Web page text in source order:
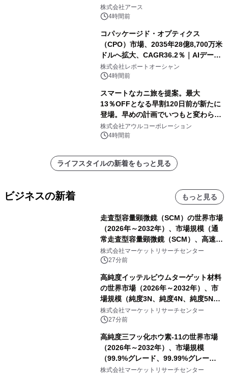
誕生
株式会社アース
4時間前
コパッケージド・オプティクス
（CPO）市場、2035年28億8,700万米
ドルへ拡大、CAGR36.2％｜AIデータ
センター・高速光通信需要が成長を加
速
株式会社レポートオーシャン
4時間前
スマートなカニ旅を提案。最大
13％OFFとなる早割120日前が新たに
登場。早めの計画でいつもと変わらぬ
大人の冬旅を。ー夕日ヶ浦温泉「佳松
苑 別邸ふうか」ー
株式会社アウルコーポレーション
4時間前
ライフスタイルの新着をもっと見る
ビジネスの新着 もっと見る
走査型容量顕微鏡（SCM）の世界市場
（2026年～2032年）、市場規模（通
常走査型容量顕微鏡（SCM）、高速走
査型容量顕微鏡（SCM））・分析レポ
ートを発表
株式会社マーケットリサーチセンター
27分前
高純度イッテルビウムターゲット材料
の世界市場（2026年～2032年）、市
場規模（純度3N、純度4N、純度5N、
その他）・分析レポートを発表
株式会社マーケットリサーチセンター
27分前
高純度三フッ化ホウ素-11の世界市場
（2026年～2032年）、市場規模
（99.9%グレード、99.99%グレー
ド）・分析レポートを発表
株式会社マーケットリサーチセンター